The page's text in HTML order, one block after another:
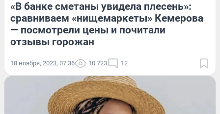
«В банке сметаны увидела плесень»:
сравниваем «нищемаркеты» Кемерова
— посмотрели цены и почитали
отзывы горожан
18 ноября, 2023, 07:36 10 723 12